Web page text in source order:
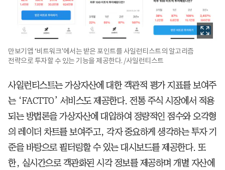
만보기앱 ‘비트워크'에서는 받은 포인트를 사일런티스트의 알고리즘
전략으로 투자할 수 있는 기능을 제공한다. /사일런티스트
사일런티스트는 가상자산에 대한 객관적 평가 지표를 보여주
는 ‘FACTTO’ 서비스도 제공한다. 전통 주식 시장에서 적용
되는 방법론을 가상자산에 대입하여 정량적인 점수와 오각형
의 레이더 차트를 보여주고, 각자 중요하게 생각하는 투자 기
준을 바탕으로 필터링할 수 있는 대시보드를 제공한다. 또
한, 실시간으로 객관화된 시각 정보를 제공하며 개별 자산에